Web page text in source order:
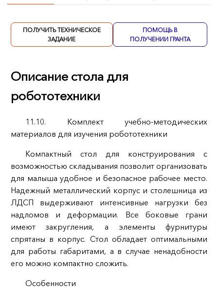
ПОЛУЧИТЬ ТЕХНИЧЕСКОЕ
ЗАДАНИЕ
ПОМОЩЬ В
ПОЛУЧЕНИИ ГРАНТА
Описание стола для
робототехники
11.10. Комплект учебно-методических
материалов для изучения робототехники
Компактный стол для конструирования с
возможностью складывания позволит организовать
для малыша удобное и безопасное рабочее место.
Надежный металлический корпус и столешница из
ЛДСП выдерживают интенсивные нагрузки без
надломов и деформации. Все боковые грани
имеют закругления, а элементы фурнитуры
спрятаны в корпус. Стол обладает оптимальными
для работы габаритами, а в случае ненадобности
его можно компактно сложить.
Особенности